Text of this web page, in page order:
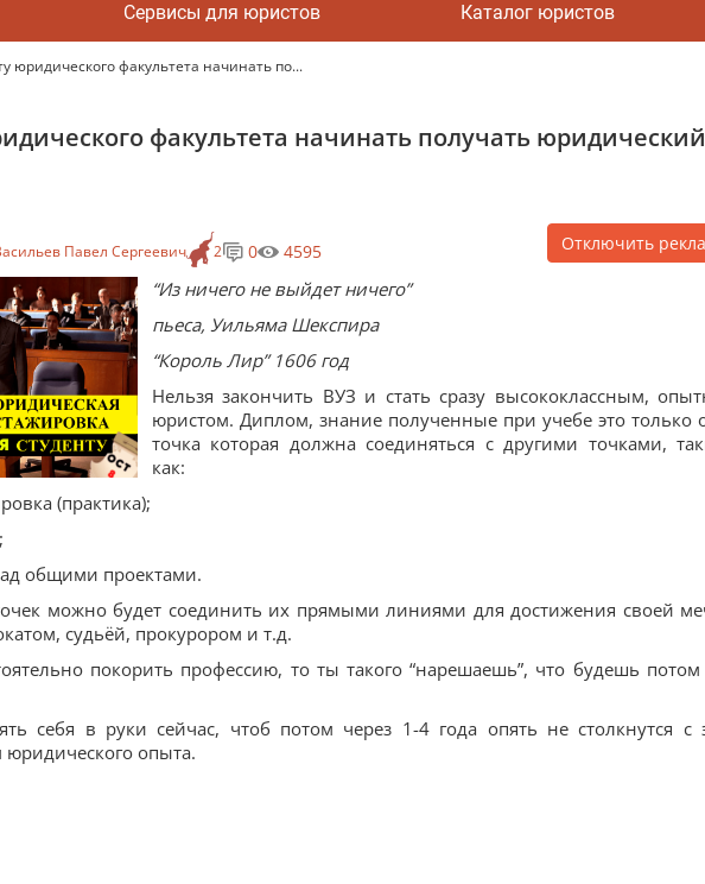
Сервисы для юристов Каталог юристов
юридического факультета начинать по...
факультета начинать получать юридический
Павел Сергеевич 2 0 4595 Отключить
“Из ничего не выйдет ничего”
пьеса, Уильяма Шекспира
“Король Лир” 1606 год
Нельзя закончить ВУЗ и стать сразу высококлассным,
юристом. Диплом, знание полученные при учебе это только
точка которая должна соединяться с другими точками,
как:
(практика);
общими проектами.
можно будет соединить их прямыми линиями для достижения своей
судьёй, прокурором и т.д.
покорить профессию, то ты такого “нарешаешь”, что будешь
себя в руки сейчас, чтоб потом через 1-4 года опять не столкнутся с
юридического опыта.